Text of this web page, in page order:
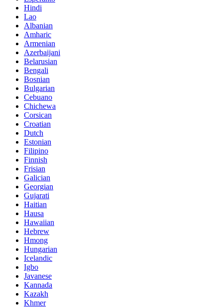
Hindi
Lao
Albanian
Amharic
Armenian
Azerbaijani
Belarusian
Bengali
Bosnian
Bulgarian
Cebuano
Chichewa
Corsican
Croatian
Dutch
Estonian
Filipino
Finnish
Frisian
Galician
Georgian
Gujarati
Haitian
Hausa
Hawaiian
Hebrew
Hmong
Hungarian
Icelandic
Igbo
Javanese
Kannada
Kazakh
Khmer